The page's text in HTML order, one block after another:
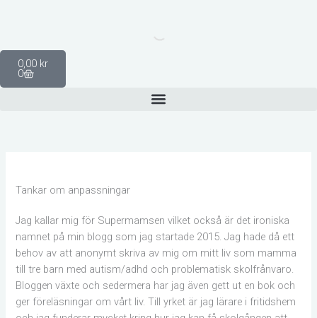
0,00 kr
0
Varukorg
Tankar om anpassningar
Jag kallar mig för Supermamsen vilket också är det ironiska
namnet på min blogg som jag startade 2015. Jag hade då ett
behov av att anonymt skriva av mig om mitt liv som mamma
till tre barn med autism/adhd och problematisk skolfrånvaro.
Bloggen växte och sedermera har jag även gett ut en bok och
ger föreläsningar om vårt liv. Till yrket är jag lärare i fritidshem